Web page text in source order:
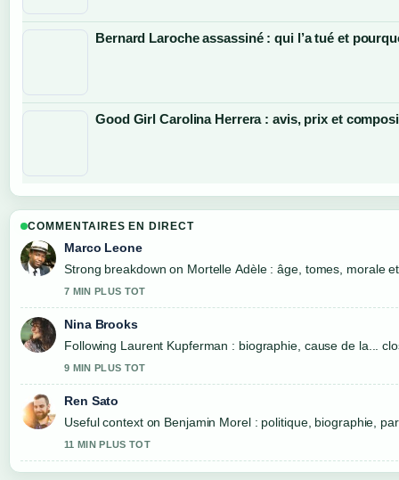
Bernard Laroche assassiné : qui l’a tué et
Good Girl Carolina Herrera : avis, prix et
COMMENTAIRES EN DIRECT
Marco Leone
Strong breakdown on Mortelle Adèle : âge, tomes, morale
7 MIN PLUS TOT
Nina Brooks
Following Laurent Kupferman : biographie, cause de la...
9 MIN PLUS TOT
Ren Sato
Useful context on Benjamin Morel : politique, biographie,
11 MIN PLUS TOT